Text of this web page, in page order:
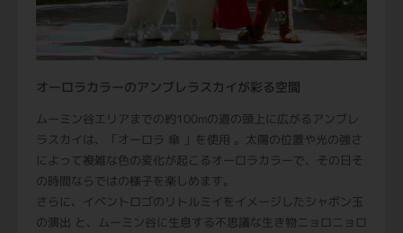
オーロラカラーのアンブレラスカイが彩る空間
ムーミン谷エリアまでの約100mの道の頭上に広がるアンブレ
ラスカイは、「オーロラ 傘 」を使用 。太陽の位置や光の強さ
によって複雑な色の変化が起こるオーロラカラーで、その日そ
の時間ならではの様子を楽しめます。
さらに、イベントロゴのリトルミイをイメージしたシャボン玉
の演出 と、ムーミン谷に生息する不思議な生き物ニョロニョロ